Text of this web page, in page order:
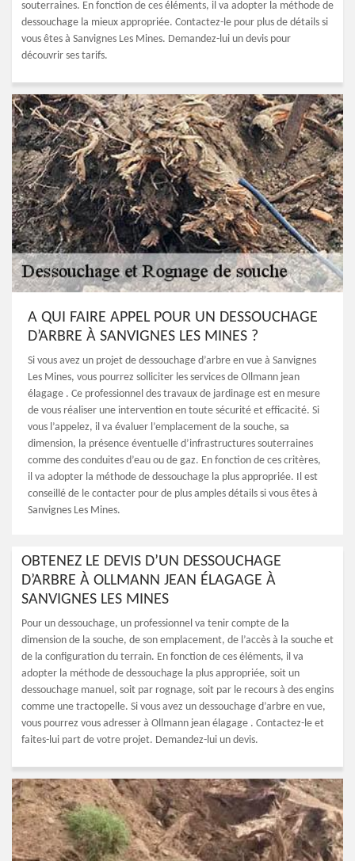
souterraines. En fonction de ces éléments, il va adopter la méthode de
dessouchage la mieux appropriée. Contactez-le pour plus de détails si
vous êtes à Sanvignes Les Mines. Demandez-lui un devis pour
découvrir ses tarifs.
A QUI FAIRE APPEL POUR UN DESSOUCHAGE
D’ARBRE À SANVIGNES LES MINES ?
Si vous avez un projet de dessouchage d’arbre en vue à Sanvignes
Les Mines, vous pourrez solliciter les services de Ollmann jean
élagage . Ce professionnel des travaux de jardinage est en mesure
de vous réaliser une intervention en toute sécurité et efficacité. Si
vous l’appelez, il va évaluer l’emplacement de la souche, sa
dimension, la présence éventuelle d’infrastructures souterraines
comme des conduites d’eau ou de gaz. En fonction de ces critères,
il va adopter la méthode de dessouchage la plus appropriée. Il est
conseillé de le contacter pour de plus amples détails si vous êtes à
Sanvignes Les Mines.
OBTENEZ LE DEVIS D’UN DESSOUCHAGE
D’ARBRE À OLLMANN JEAN ÉLAGAGE À
SANVIGNES LES MINES
Pour un dessouchage, un professionnel va tenir compte de la
dimension de la souche, de son emplacement, de l’accès à la souche et
de la configuration du terrain. En fonction de ces éléments, il va
adopter la méthode de dessouchage la plus appropriée, soit un
dessouchage manuel, soit par rognage, soit par le recours à des engins
comme une tractopelle. Si vous avez un dessouchage d’arbre en vue,
vous pourrez vous adresser à Ollmann jean élagage . Contactez-le et
faites-lui part de votre projet. Demandez-lui un devis.